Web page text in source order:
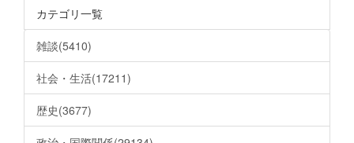
カテゴリ一覧
雑談(5410)
社会・生活(17211)
歴史(3677)